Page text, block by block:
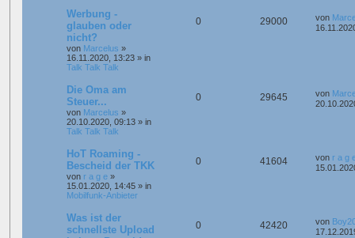
Werbung -
glauben oder
nicht?
von Marcelus »
16.11.2020, 13:23 » in
Talk Talk Talk
0 29000 von
Die Oma am
Steuer...
von Marcelus »
20.10.2020, 09:13 » in
Talk Talk Talk
0 29645 von
HoT Roaming -
Bescheid der TKK
von r a g e »
15.01.2020, 14:45 » in
Mobilfunk-Anbieter
0 41604 von r a g
Was ist der
schnellste Upload
0 42420 von